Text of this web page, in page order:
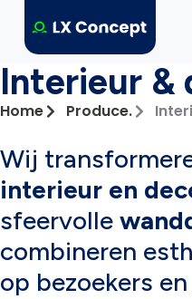
Interieur &
Home Produce.
Wij
interieur en
sfeervolle
combineren
op bezoekers